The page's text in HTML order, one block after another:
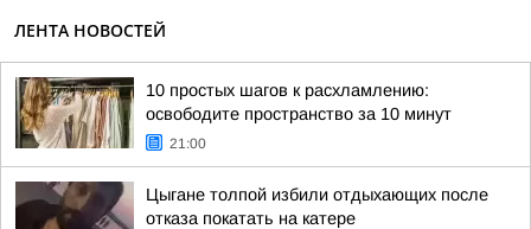
ЛЕНТА НОВОСТЕЙ
10 простых шагов к расхламлению:
освободите пространство за 10 минут
21:00
Цыгане толпой избили отдыхающих после
отказа покатать на катере